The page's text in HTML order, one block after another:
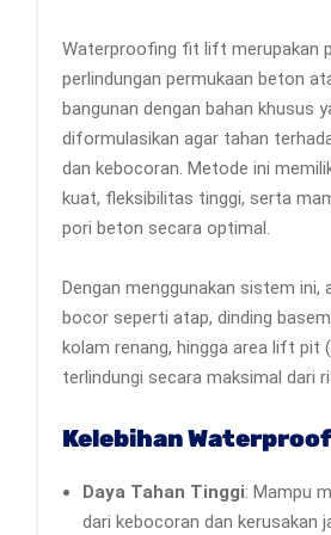
Waterproofing fit lift merupakan
perlindungan permukaan beton
bangunan dengan bahan khusus
diformulasikan agar tahan
dan kebocoran. Metode ini
kuat, fleksibilitas tinggi, serta
pori beton secara optimal.
Dengan menggunakan sistem ini,
bocor seperti atap, dinding
kolam renang, hingga area lift pit
terlindungi secara maksimal dari
Kelebihan
Daya Tahan Tinggi: Mampu
dari kebocoran dan kerusakan